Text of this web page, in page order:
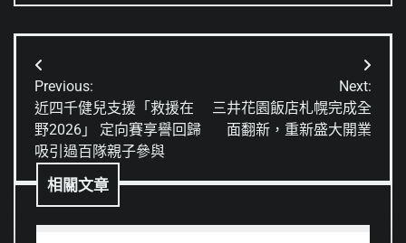
文
章
導
覽
Previous:
近四千健兒支援「救援在
野2026」 定向賽享譽回歸
吸引過百隊親子參與
Next:
三井花園飯店札幌完成全
面翻新，重新盛大開業
相關文章